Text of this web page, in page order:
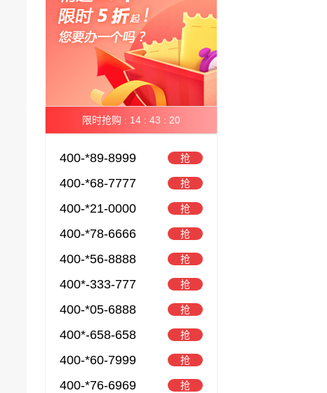
限时抢购 : 14 : 43 : 19
400-*89-8999 抢
400-*68-7777 抢
400-*21-0000 抢
400-*78-6666 抢
400-*56-8888 抢
400*-333-777 抢
400-*05-6888 抢
400*-658-658 抢
400-*60-7999 抢
400-*76-6969 抢